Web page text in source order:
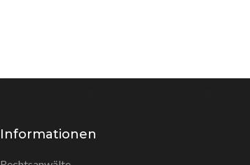
Informationen